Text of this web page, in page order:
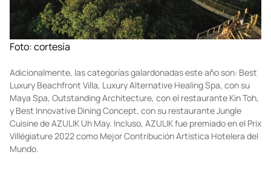
Foto: cortesía
Adicionalmente, las categorías galardonadas este año son: Best
Luxury Beachfront Villa, Luxury Alternative Healing Spa, con su
Maya Spa, Outstanding Architecture, con el restaurante Kin Toh,
y Best Innovative Dining Concept, con su restaurante Jungle
Cuisine de AZULIK Uh May. Incluso, AZULIK fue premiado en el Prix
Villégiature 2022 como Mejor Contribución Artística Hotelera del
Mundo.